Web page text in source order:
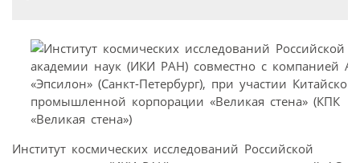
Институт космических исследований Российской